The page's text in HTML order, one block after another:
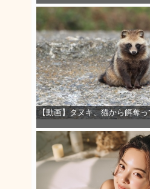
【動画】タヌキ、猫から餌奪